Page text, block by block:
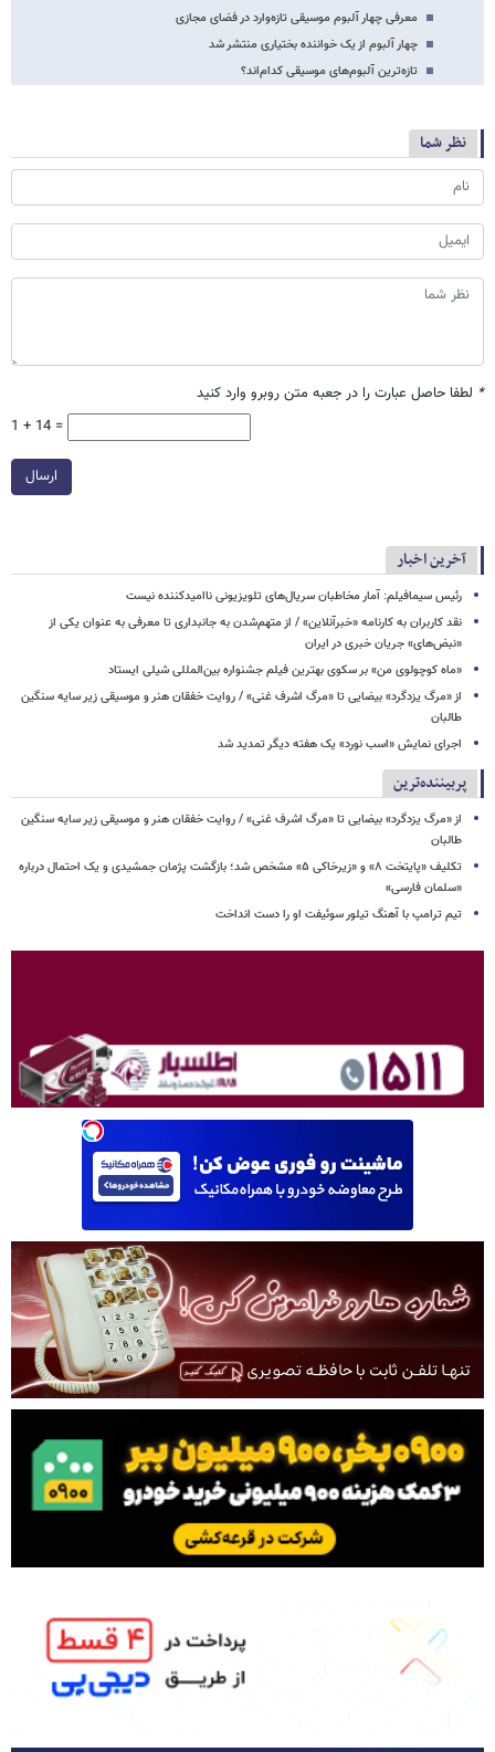
معرفی چهار آلبوم موسیقی تازه‌وارد در فضای مجازی
چهار آلبوم از یک خواننده بختیاری منتشر شد
تازه‌ترین آلبوم‌های موسیقی کدام‌اند؟
نظر شما
* لطفا حاصل عبارت را در جعبه متن روبرو وارد کنید
1 + 14 =
ارسال
آخرین اخبار
رئیس سیمافیلم: آمار مخاطبان سریال‌های تلویزیونی ناامیدکننده نیست
نقد کاربران به کارنامه «خبرآنلاین» / از متهم‌شدن به جانبداری تا معرفی به عنوان یکی از
«نبض‌های» جریان خبری در ایران
«ماه کوچولوی من» بر سکوی بهترین فیلم جشنواره بین‌المللی شیلی ایستاد
از «مرگ یزدگرد» بیضایی تا «مرگ اشرف غنی» / روایت خفقان هنر و موسیقی زیر سایه سنگین
طالبان
اجرای نمایش «اسب نورد» یک هفته دیگر تمدید شد
پربیننده‌ترین
از «مرگ یزدگرد» بیضایی تا «مرگ اشرف غنی» / روایت خفقان هنر و موسیقی زیر سایه سنگین
طالبان
تکلیف «پایتخت ۸» و «زیرخاکی ۵» مشخص شد؛ بازگشت پژمان جمشیدی و یک احتمال درباره
«سلمان فارسی»
تیم ترامپ با آهنگ تیلور سوئیفت او را دست انداخت